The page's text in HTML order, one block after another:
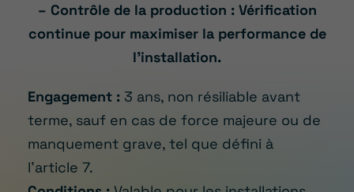
– Contrôle de la production : Vérification
continue pour maximiser la performance de
l’installation.
Engagement : 3 ans, non résiliable avant
terme, sauf en cas de force majeure ou de
manquement grave, tel que défini à
l’article 7.